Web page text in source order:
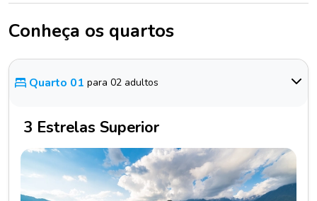
Conheça os quartos
Quarto 01 para 02 adultos
3 Estrelas Superior